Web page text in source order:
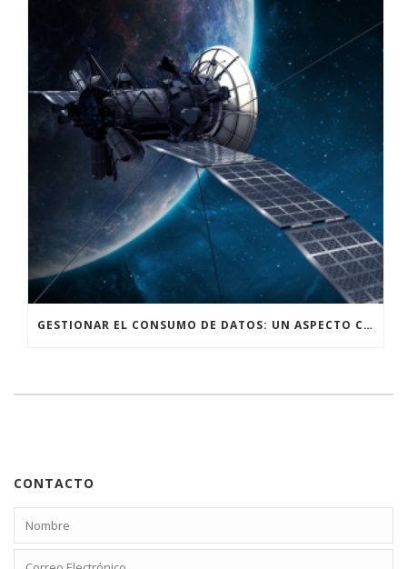
GESTIONAR EL CONSUMO DE DATOS: UN ASPECTO CRUCIAL AL UTILIZAR INTERNET SATELITAL
CONTACTO